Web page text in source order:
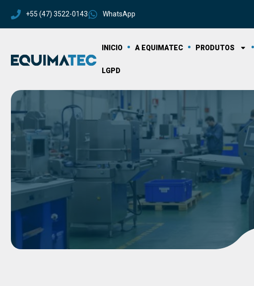
+55 (47) 3522-0143 WhatsApp
INICIO A EQUIMATEC PRODUTOS
LGPD